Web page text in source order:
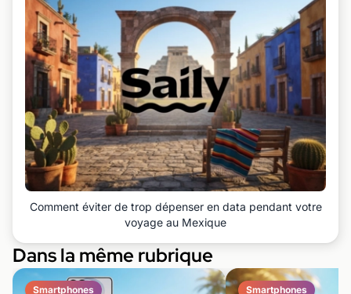
Comment éviter de trop dépenser en data pendant votre
voyage au Mexique
Dans la même rubrique
Smartphones Smartphones